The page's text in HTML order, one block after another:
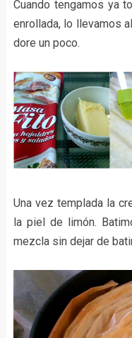
Cuando tengamos ya
enrollada, lo llevamos
dore un poco.
Una vez templada la
la piel de limón.
mezcla sin dejar de